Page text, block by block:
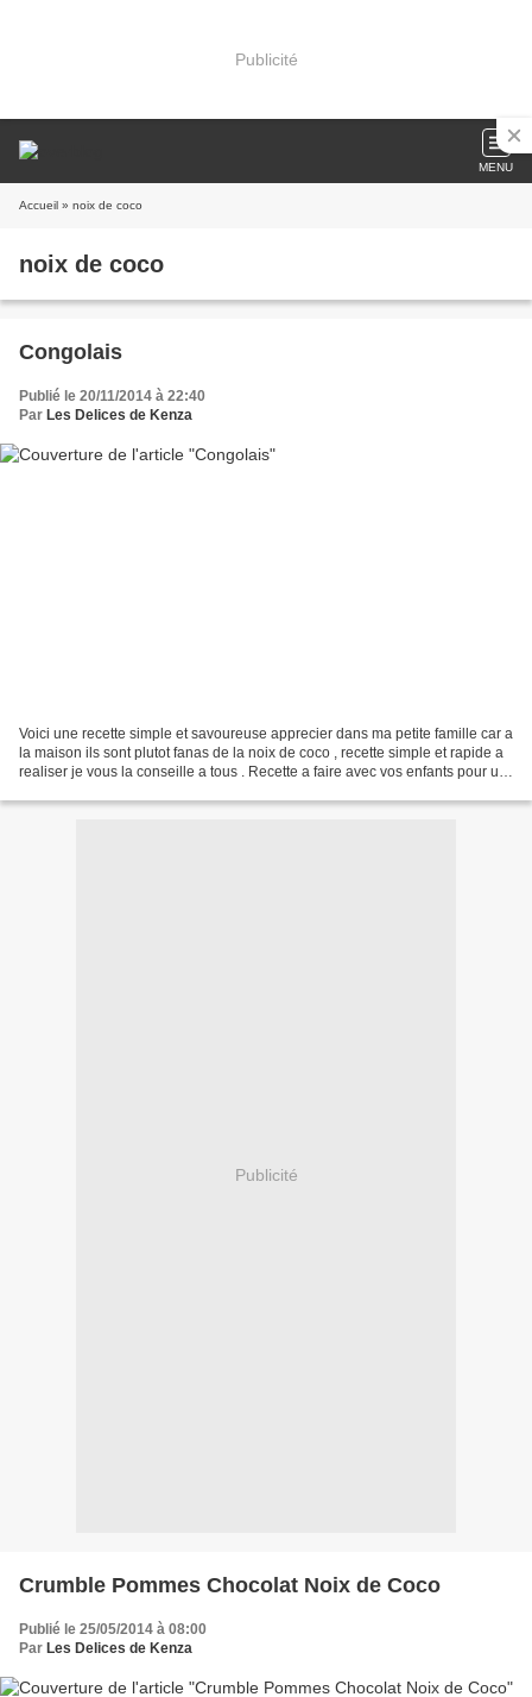
Publicité
MENU
Accueil » noix de coco
noix de coco
Congolais
Publié le 20/11/2014 à 22:40
Par Les Delices de Kenza
Voici une recette simple et savoureuse apprecier dans ma petite famille car a
la maison ils sont plutot fanas de la noix de coco , recette simple et rapide a
realiser je vous la conseille a tous . Recette a faire avec vos enfants pour un
Publicité
Crumble Pommes Chocolat Noix de Coco
Publié le 25/05/2014 à 08:00
Par Les Delices de Kenza